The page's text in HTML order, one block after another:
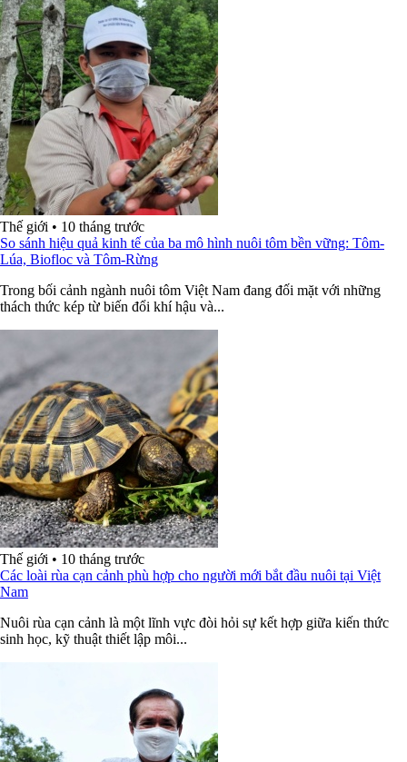
Thế giới • 10 tháng trước
So sánh hiệu quả kinh tế của ba mô hình nuôi tôm bền vững: Tôm-
Lúa, Biofloc và Tôm-Rừng
Trong bối cảnh ngành nuôi tôm Việt Nam đang đối mặt với những
thách thức kép từ biến đổi khí hậu và...
Thế giới • 10 tháng trước
Các loài rùa cạn cảnh phù hợp cho người mới bắt đầu nuôi tại Việt
Nam
Nuôi rùa cạn cảnh là một lĩnh vực đòi hỏi sự kết hợp giữa kiến thức
sinh học, kỹ thuật thiết lập môi...